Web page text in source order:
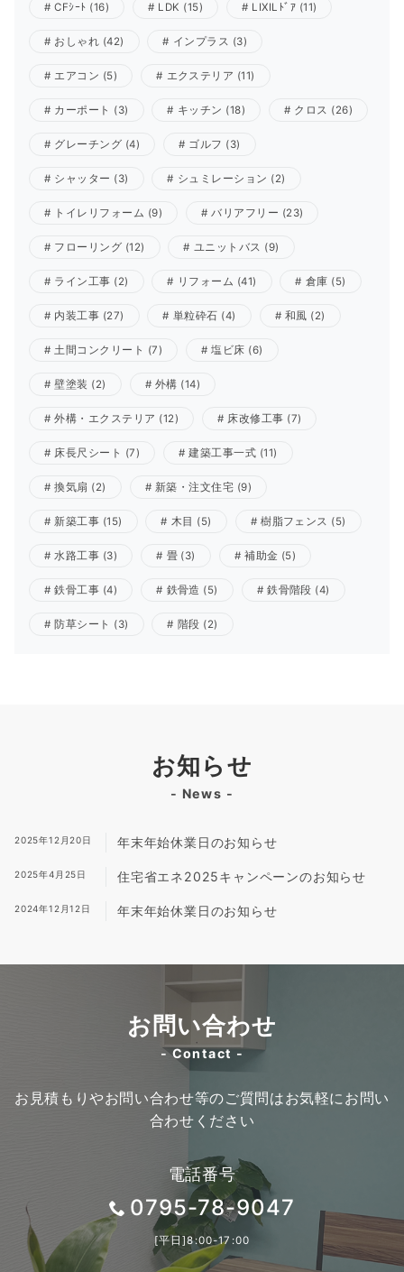
CFｼｰﾄ (16) LDK (15) LIXILﾄﾞｱ (11)
おしゃれ (42) インプラス (3)
エアコン (5) エクステリア (11)
カーポート (3) キッチン (18) クロス (26)
グレーチング (4) ゴルフ (3)
シャッター (3) シュミレーション (2)
トイレリフォーム (9) バリアフリー (23)
フローリング (12) ユニットバス (9)
ライン工事 (2) リフォーム (41) 倉庫 (5)
内装工事 (27) 単粒砕石 (4) 和風 (2)
土間コンクリート (7) 塩ビ床 (6)
壁塗装 (2) 外構 (14)
外構・エクステリア (12) 床改修工事 (7)
床長尺シート (7) 建築工事一式 (11)
換気扇 (2) 新築・注文住宅 (9)
新築工事 (15) 木目 (5) 樹脂フェンス (5)
水路工事 (3) 畳(3) 補助金 (5)
鉄骨工事 (4) 鉄骨造 (5) 鉄骨階段 (4)
防草シート (3) 階段 (2)
お知らせ
- News -
2025年12月20日 年末年始休業日のお知らせ
2025年4月25日 住宅省エネ2025キャンペーンのお知らせ
2024年12月12日 年末年始休業日のお知らせ
お問い合わせ
- Contact -
お見積もりやお問い合わせ等のご質問はお気軽にお問い
合わせください
電話番号
0795-78-9047
[平日]8:00-17:00